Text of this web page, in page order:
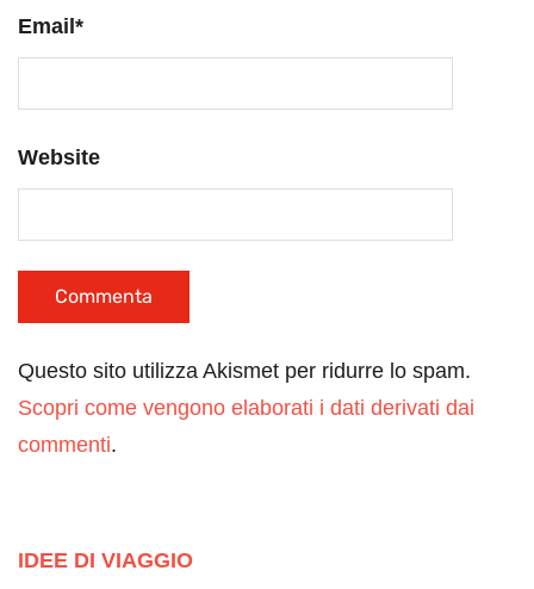
Email *
Website
Questo sito utilizza Akismet per ridurre lo spam.
Scopri come vengono elaborati i dati derivati dai
commenti.
IDEE DI VIAGGIO